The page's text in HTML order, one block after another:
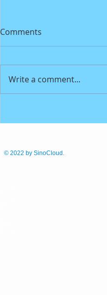
Comments
Write a comment...
© 2022 by SinoCloud.